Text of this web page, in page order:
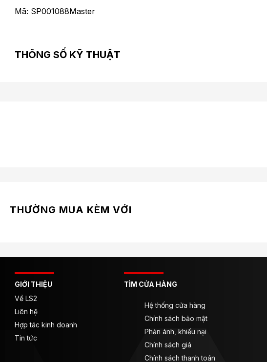
Mã: SP001088Master
THÔNG SỐ KỸ THUẬT
THƯỜNG MUA KÈM VỚI
GIỚI THIỆU
Về LS2
Liên hệ
Hợp tác kinh doanh
Tin tức
TÌM CỬA HÀNG
Hệ thống cửa hàng
Chính sách bảo mật
Phản ánh, khiếu nại
Chính sách giá
Chính sách thanh toán